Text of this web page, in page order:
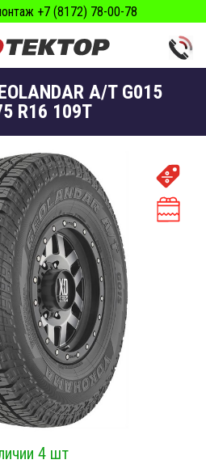
+7 (8172) 78-00-78
A/T G015
R16 109T
4 шт